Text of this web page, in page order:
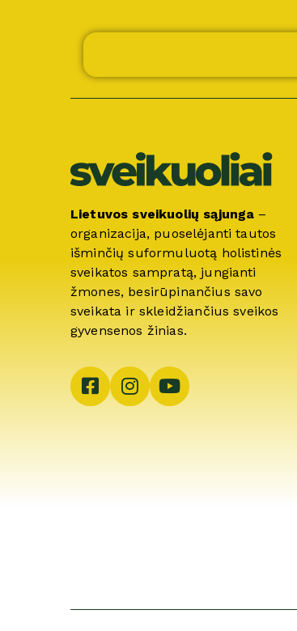
Lietuvos sveikuolių sąjunga –
organizacija, puoselėjanti tautos
išminčių suformuluotą holistinės
sveikatos sampratą, jungianti
žmones, besirūpinančius savo
sveikata ir skleidžiančius sveikos
gyvensenos žinias.